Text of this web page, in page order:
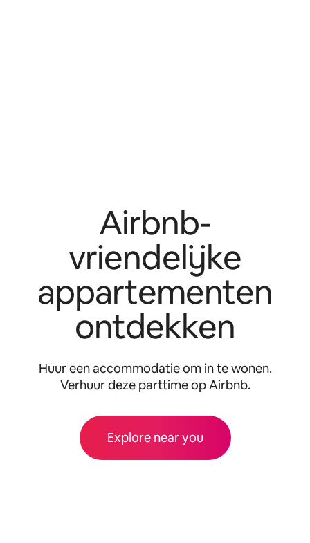
Airbnb-
vriendelijke
appartementen
ontdekken
Huur een accommodatie om in te wonen.
Verhuur deze parttime op Airbnb.
Explore near you